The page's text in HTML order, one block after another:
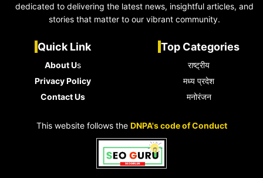
dedicated to delivering the latest news, insightful articles, and
stories that matter to our vibrant community.
Quick Link
About Us
Privacy Policy
Contact Us
Top Categories
राष्ट्रीय
मध्य प्रदेश
मनोरंजन
This website follows the DNPA's code of Conduct